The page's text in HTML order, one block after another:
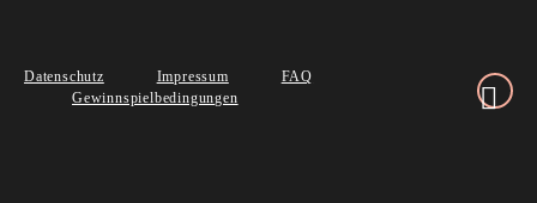
Datenschutz Impressum
FAQ
Gewinnspielbedingungen